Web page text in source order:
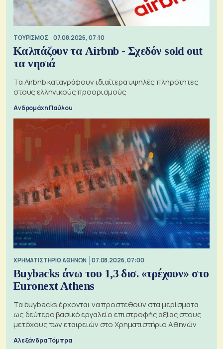
ΤΟΥΡΙΣΜΟΣ 07.08.2026, 07:10
Καλπάζουν τα Airbnb - Σχεδόν sold out
τα νησιά
Τα Airbnb καταγράφουν ιδιαίτερα υψηλές πληρότητες
στους ελληνικούς προορισμούς
Ανδρομάχη Παύλου
XΡΗΜΑΤΙΣΤΗΡΙΟ ΑΘΗΝΩΝ 07.08.2026, 07:00
Buybacks άνω του 1,3 δισ. «τρέχουν» στο
Euronext Athens
Τα buybacks έρχονται να προστεθούν στα μερίσματα
ως δεύτερο βασικό εργαλείο επιστροφής αξίας στους
μετόχους των εταιρειών στο Χρηματιστήριο Αθηνών
Αλεξάνδρα Τόμπρα